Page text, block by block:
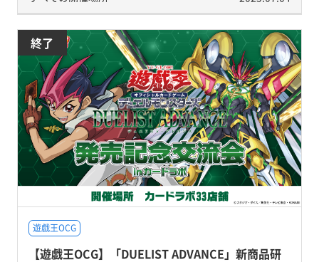
終了
遊戯王OCG
【遊戯王OCG】「DUELIST ADVANCE」新商品研